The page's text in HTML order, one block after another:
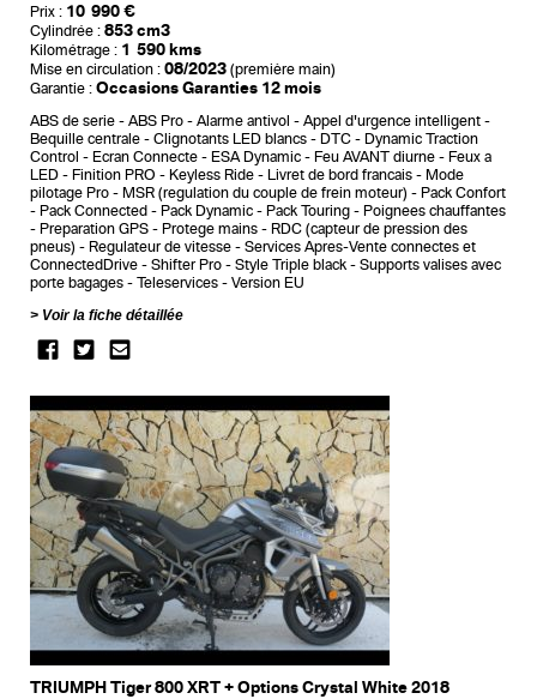
Prix : 10 990 €
Cylindrée : 853 cm3
Kilométrage : 1 590 kms
Mise en circulation : 08/2023 (première main)
Garantie : Occasions Garanties 12 mois
ABS de serie ABS Pro Alarme antivol
Appel d'urgence intelligent
Bequille centrale
Clignotants LED blancs
DTC - Dynamic Traction
Control
Ecran Connecte ESA Dynamic Feu AVANT diurne
Feux a
LED
Finition PRO Keyless Ride Livret de bord francais
Mode
pilotage Pro
MSR (regulation du couple de frein moteur)
Pack Confort
Pack Connected
Pack Dynamic Pack Touring
Poignees chauffantes
Preparation GPS
Protege mains
RDC (capteur de pression des
pneus)
Regulateur de vitesse
Services Apres-Vente connectes et
ConnectedDrive
Shifter Pro Style Triple black
Supports valises avec
porte bagages
Teleservices
Version EU
Voir la fiche détaillée
TRIUMPH Tiger 800 XRT + Options Crystal White 2018